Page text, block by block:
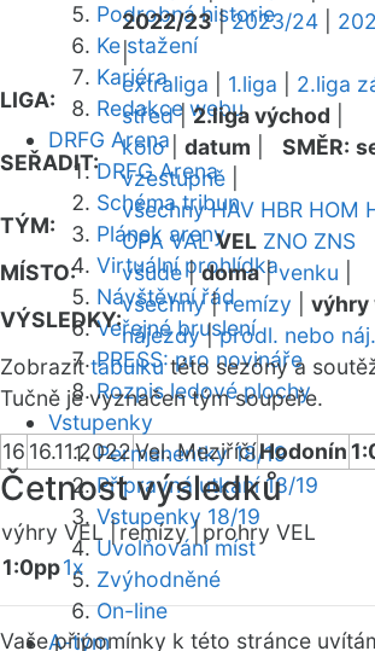
Podrobná historie
Ke stažení
Kariéra
Redakce webu
DRFG Arena
DRFG Arena
Schéma tribun
Plánek areny
Virtuální prohlídka
Návštěvní řád
Veřejné bruslení
PRESS: pro novináře
Rozpis ledové plochy
Vstupenky
Permanentky 18/19
Přípravná utkání 18/19
Vstupenky 18/19
Uvolňování míst
Zvýhodněné
On-line
A-tým
2022/23|2023/24
|
LIGA:
extraliga 1.liga 2.liga
střed|2.liga východ
SEŘADIT:
kolo| datum SMĚR:
vzestupně
TÝM:
všechny HAV HBR HOM
OPA VAL VEL ZNO ZNS
MÍSTO:
všude|doma|venku
VÝSLEDKY:
všechny|remízy výhry
nájezdy|prodl. nebo náj.
Zobrazittabulkutéto sezóny a
Tučně je vyznačen tým soupeře.
16 16.11.2022Vel. MeziříčíHodonín
Četnost výsledků
výhry VEL |remízy | prohry VEL
1:0pp1x
Vaše připomínky k této stránce